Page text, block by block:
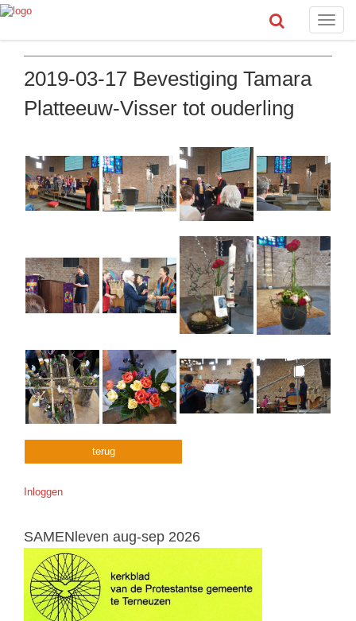
Toggle
2019-03-17 Bevestiging Tamara
Platteeuw-Visser tot ouderling
terug
Inloggen
SAMENleven aug-sep 2026